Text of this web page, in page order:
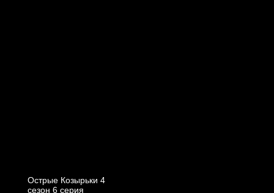
Острые Козырьки 4
cезон 6 cерия